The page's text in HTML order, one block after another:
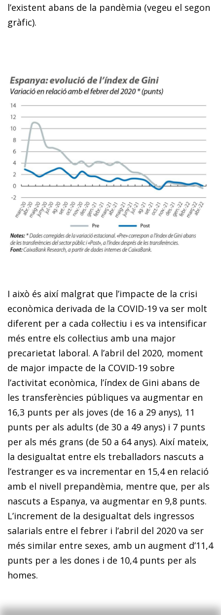
l’existent abans de la pandèmia (vegeu el segon
gràfic).
I això és així malgrat que l’impacte de la crisi
econòmica derivada de la COVID-19 va ser molt
diferent per a cada col·lectiu i es va intensificar
més entre els col·lectius amb una major
precarietat laboral. A l’abril del 2020, moment
de major impacte de la COVID-19 sobre
l’activitat econòmica, l’índex de Gini abans de
les transferències públiques va augmentar en
16,3 punts per als joves (de 16 a 29 anys), 11
punts per als adults (de 30 a 49 anys) i 7 punts
per als més grans (de 50 a 64 anys). Així mateix,
la desigualtat entre els treballadors nascuts a
l’estranger es va incrementar en 15,4 en relació
amb el nivell prepandèmia, mentre que, per als
nascuts a Espanya, va augmentar en 9,8 punts.
L’increment de la desigualtat dels ingressos
salarials entre el febrer i l’abril del 2020 va ser
més similar entre sexes, amb un augment d’11,4
punts per a les dones i de 10,4 punts per als
homes.